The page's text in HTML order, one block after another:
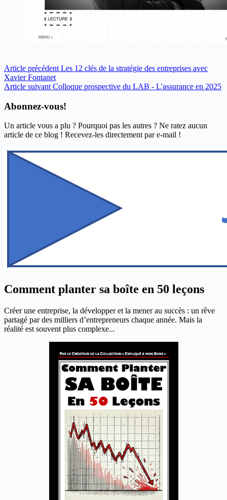
Article précédent Les 12 clés de la stratégie des entreprises avec
Xavier Fontanet
Article suivant Colloque prospective du LAB - L'assurance en 2025
Abonnez-vous!
Un article vous a plu ? Pourquoi pas les autres ? Ne ratez aucun
article de ce blog ! Recevez-les directement par e-mail !
Comment planter sa boîte en 50 leçons
Créer une entreprise, la développer et la mener au succès : un rêve
partagé par des milliers d’entrepreneurs chaque année. Mais la
réalité est souvent plus complexe...